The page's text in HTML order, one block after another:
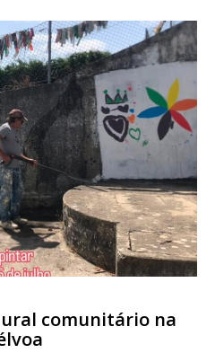
online
Exclusivos para
anual
o plano
comunitário na